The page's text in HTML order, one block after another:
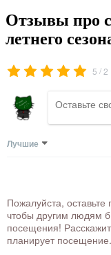
Отзывы про
летнего
5 /2
Лучшие
Пожалуйста,
чтобы другим людям
посещения!
планирует посещение.